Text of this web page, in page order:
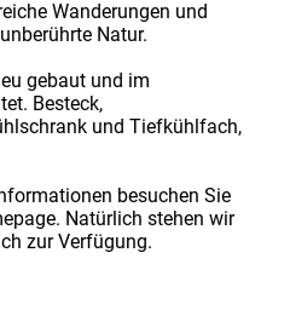
Wanderungen und
Natur.
gebaut und im
Besteck,
und Tiefkühlfach,
besuchen Sie
Natürlich stehen wir
zur Verfügung.